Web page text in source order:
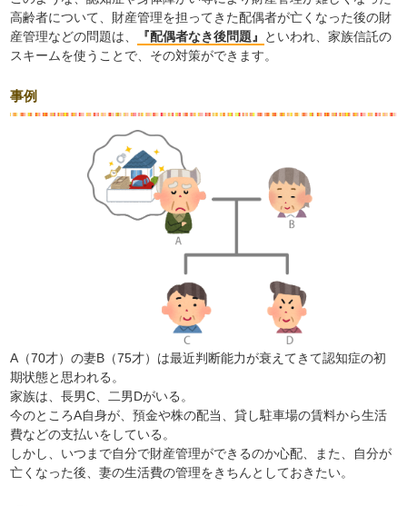
高齢者について、財産管理を担ってきた配偶者が亡くなった後の財
産管理などの問題は、
『配偶者なき後問題』
といわれ、家族信託の
スキームを使うことで、その対策ができます。
事例
A（70才）の妻B（75才）は最近判断能力が衰えてきて認知症の初
期状態と思われる。
家族は、長男C、二男Dがいる。
今のところA自身が、預金や株の配当、貸し駐車場の賃料から生活
費などの支払いをしている。
しかし、いつまで自分で財産管理ができるのか心配、また、自分が
亡くなった後、妻の生活費の管理をきちんとしておきたい。